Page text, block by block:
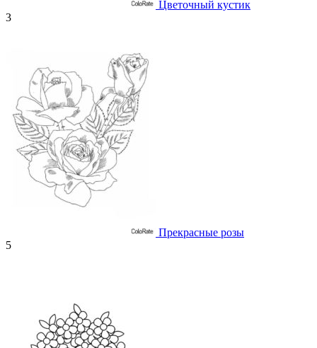
Цветочный кустик
3
Прекрасные розы
5